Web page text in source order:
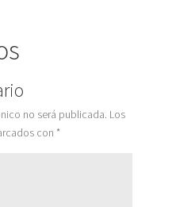
no será publicada. Los
con *